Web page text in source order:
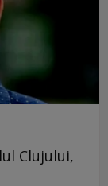
Clujului,